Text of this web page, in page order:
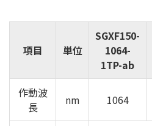
項目 単位
SGXF150-
1064-
1TP-ab
作動波
長
nm 1064